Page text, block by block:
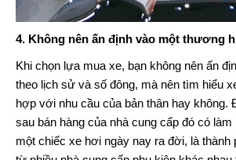
4. Không nên ấn định vào một thương
Khi chọn lựa mua xe, bạn không nên ấn
theo lịch sử và số đông, mà nên tìm hiểu
hợp với nhu cầu của bản thân hay không.
sau bán hàng của nhà cung cấp đó có
một chiếc xe hơi ngày nay ra đời, là